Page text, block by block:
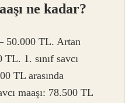
ne kadar?
50.000 TL. Artan
1. sınıf savcı
TL arasında
maaşı: 78.500 TL